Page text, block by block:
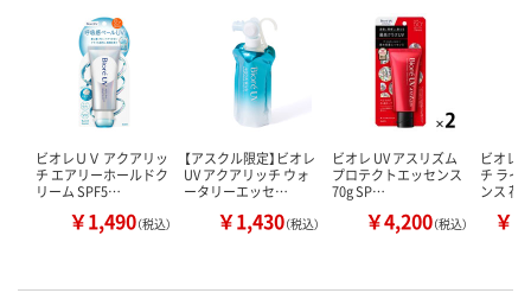
ビオレＵＶ アクアリッ
チ エアリーホールドク
リーム SPF5…
￥1,490（税込）
【アスクル限定】ビオレ
UV アクアリッチ ウォ
ータリーエッセ…
￥1,430（税込）
ビオレ UV アスリズム
プロテクトエッセンス
70g SP…
￥4,200（税込）
ビオレ
チ ライ
ンス 花
￥